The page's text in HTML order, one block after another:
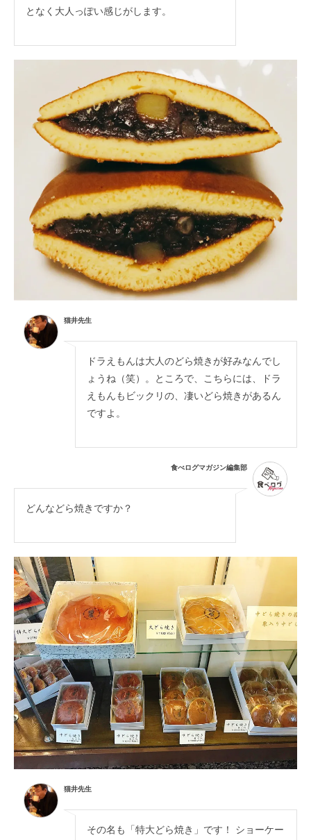
となく大人っぽい感じがします。
猫井先生
ドラえもんは大人のどら焼きが好みなんでし
ょうね（笑）。ところで、こちらには、ドラ
えもんもビックリの、凄いどら焼きがあるん
ですよ。
食べログマガジン編集部
どんなどら焼きですか？
猫井先生
その名も「特大どら焼き」です！ ショーケー